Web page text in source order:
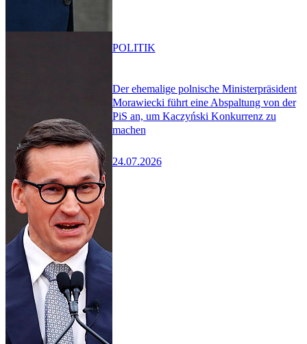
Der ehemalige polnische Ministerpräsident
Morawiecki führt eine Abspaltung von der
PiS an, um Kaczyński Konkurrenz zu
machen
24.07.2026
POLITIK